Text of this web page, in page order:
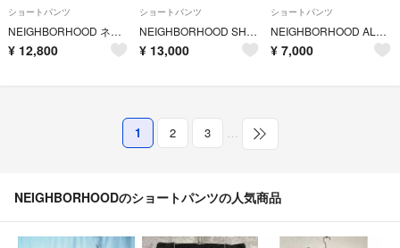
ショートパンツ
NEIGHBORHOOD ネイバーフッド ショートパンツ M 黒 【古着】【中古】【送料無料】
¥ 12,800
ショートパンツ
NEIGHBORHOOD SHORTS
¥ 13,000
ショートパンツ
NEIGHBORHOOD ALOHA SHORTS
¥ 7,000
1 2 3 …
NEIGHBORHOODのショートパンツの人気商品